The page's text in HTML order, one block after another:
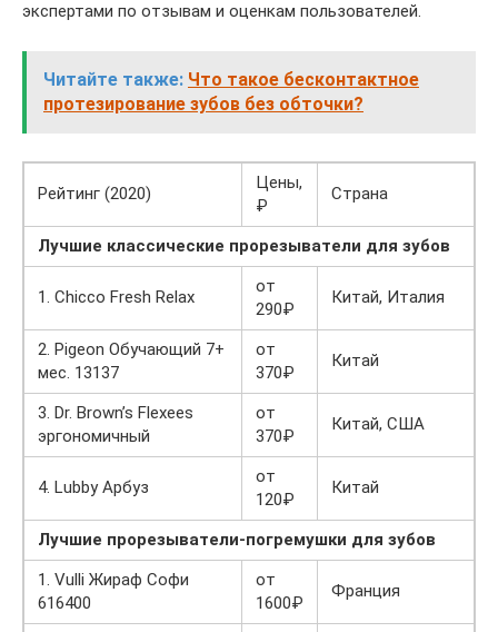
экспертами по отзывам и оценкам пользователей.
Читайте также: Что такое бесконтактное
протезирование зубов без обточки?
Рейтинг (2020)
Цены,
₽
Страна
Лучшие классические прорезыватели для зубов
1. Chicco Fresh Relax
от
290₽
Китай, Италия
2. Pigeon Обучающий 7+
мес. 13137
от
370₽
Китай
3. Dr. Brown’s Flexees
эргономичный
от
370₽
Китай, США
4. Lubby Арбуз
от
120₽
Китай
Лучшие прорезыватели-погремушки для зубов
1. Vulli Жираф Софи
616400
от
1600₽
Франция